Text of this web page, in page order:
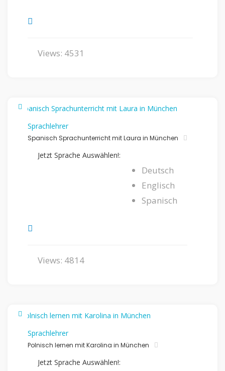
Views: 4531
Sprachlehrer
Spanisch Sprachunterricht mit Laura in München
Jetzt Sprache Auswählen!:
Deutsch
Englisch
Spanisch
Views: 4814
Sprachlehrer
Polnisch lernen mit Karolina in München
Jetzt Sprache Auswählen!: